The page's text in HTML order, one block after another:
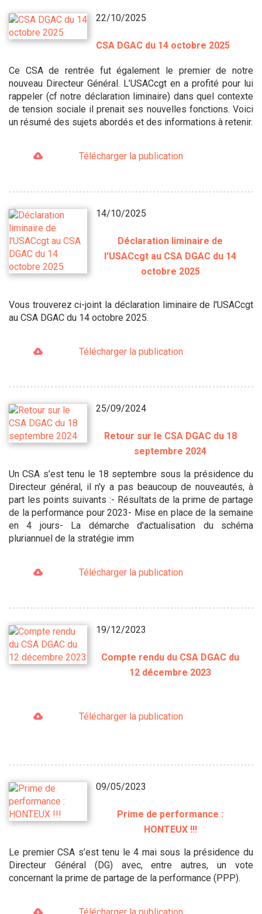
22/10/2025
CSA DGAC du 14 octobre 2025
Ce CSA de rentrée fut également le premier de notre
nouveau Directeur Général. L’USACcgt en a profité pour lui
rappeler (cf notre déclaration liminaire) dans quel contexte
de tension sociale il prenait ses nouvelles fonctions. Voici
un résumé des sujets abordés et des informations à retenir.
Télécharger la publication
14/10/2025
Déclaration liminaire de
l'USACcgt au CSA DGAC du 14
octobre 2025
Vous trouverez ci-joint la déclaration liminaire de l'USACcgt
au CSA DGAC du 14 octobre 2025.
Télécharger la publication
25/09/2024
Retour sur le CSA DGAC du 18
septembre 2024
Un CSA s’est tenu le 18 septembre sous la présidence du
Directeur général, il n'y a pas beaucoup de nouveautés, à
part les points suivants :- Résultats de la prime de partage
de la performance pour 2023- Mise en place de la semaine
en 4 jours- La démarche d'actualisation du schéma
pluriannuel de la stratégie imm
Télécharger la publication
19/12/2023
Compte rendu du CSA DGAC du
12 décembre 2023
Télécharger la publication
09/05/2023
Prime de performance :
HONTEUX !!!
Le premier CSA s’est tenu le 4 mai sous la présidence du
Directeur Général (DG) avec, entre autres, un vote
concernant la prime de partage de la performance (PPP).